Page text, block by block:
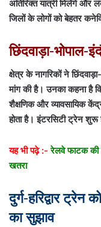
अतिरिक्त यात्री मिलेंगे और
जिलों के लोगों को बेहतर
छिंदवाड़ा-भोपाल-
क्षेत्र के नागरिकों ने
मांग की है। उनका कहना है
शैक्षणिक और व्यावसायिक
होता है। इंटरसिटी ट्रेन शुरू
यह भी पढ़े :-रेलवे फाटक की
खतरा
दुर्ग-हरिद्वार ट्रेन
का सुझाव